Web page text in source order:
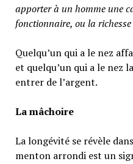
apporter à un homme une
fonctionnaire, ou la
Quelqu’un qui a le nez
et quelqu’un qui a le nez
entrer de l’argent.
La mâchoire
La longévité se révèle
menton arrondi est un